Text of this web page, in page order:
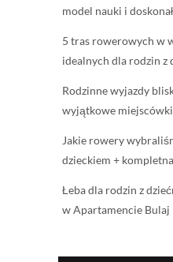
model nauki i
5 tras rowerowych w
idealnych dla rodzin z
Rodzinne wyjazdy
wyjątkowe
Jakie rowery
dzieckiem +
Łeba dla rodzin z
w Apartamencie Bulaj